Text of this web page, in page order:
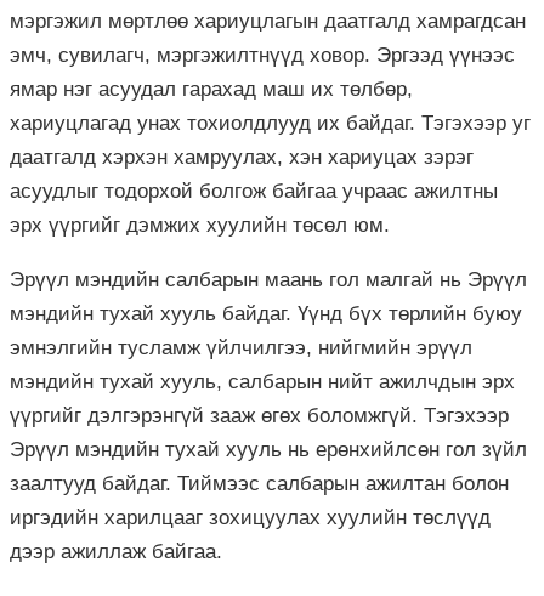
мэргэжил мөртлөө хариуцлагын даатгалд хамрагдсан
эмч, сувилагч, мэргэжилтнүүд ховор. Эргээд үүнээс
ямар нэг асуудал гарахад маш их төлбөр,
хариуцлагад унах тохиолдлууд их байдаг. Тэгэхээр уг
даатгалд хэрхэн хамруулах, хэн хариуцах зэрэг
асуудлыг тодорхой болгож байгаа учраас ажилтны
эрх үүргийг дэмжих хуулийн төсөл юм.
Эрүүл мэндийн салбарын маань гол малгай нь Эрүүл
мэндийн тухай хууль байдаг. Үүнд бүх төрлийн буюу
эмнэлгийн тусламж үйлчилгээ, нийгмийн эрүүл
мэндийн тухай хууль, салбарын нийт ажилчдын эрх
үүргийг дэлгэрэнгүй зааж өгөх боломжгүй. Тэгэхээр
Эрүүл мэндийн тухай хууль нь ерөнхийлсөн гол зүйл
заалтууд байдаг. Тиймээс салбарын ажилтан болон
иргэдийн харилцааг зохицуулах хуулийн төслүүд
дээр ажиллаж байгаа.